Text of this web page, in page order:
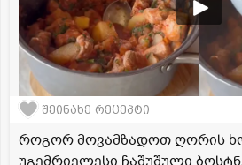
შეინახე რეცეპტი
როგორ მოვამზადოთ ღორის